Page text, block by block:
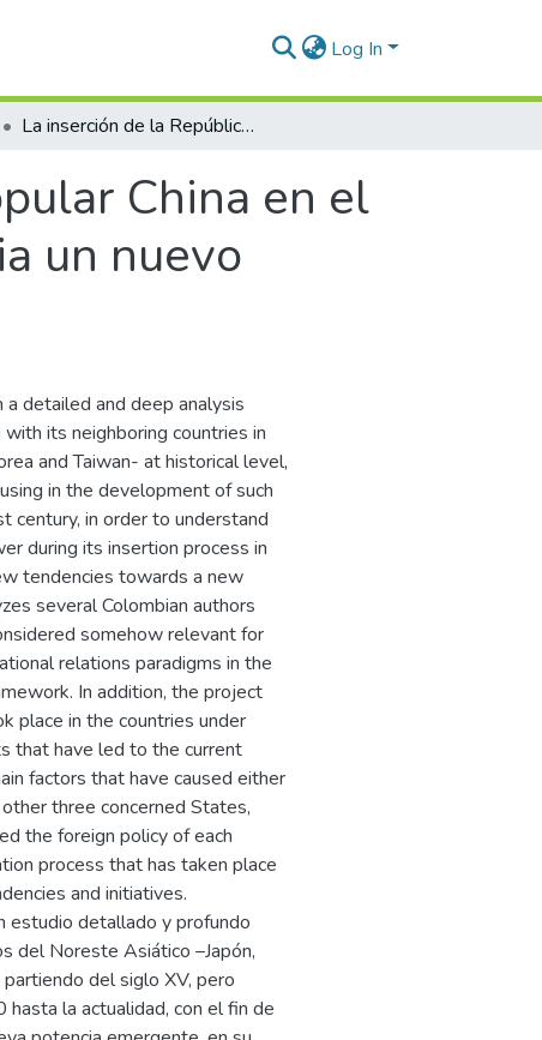
Log In
La inserción de la República Popular China en el noreste asiático desde los años 1970: ¿hacia un nuevo regionalismo?
China en el
un nuevo
detailed and deep analysis
its neighboring countries in
and Taiwan- at historical level,
in the development of such
in order to understand
during its insertion process in
tendencies towards a new
several Colombian authors
somehow relevant for
relations paradigms in the
In addition, the project
place in the countries under
that have led to the current
factors that have caused either
three concerned States,
the foreign policy of each
process that has taken place
and initiatives.
estudio detallado y profundo
del Noreste Asiático –Japón,
del siglo XV, pero
la actualidad, con el fin de